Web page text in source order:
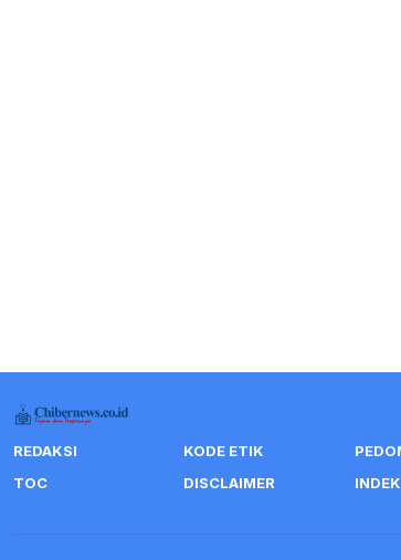
REDAKSI KODE ETIK
TOC
DISCLAIMER